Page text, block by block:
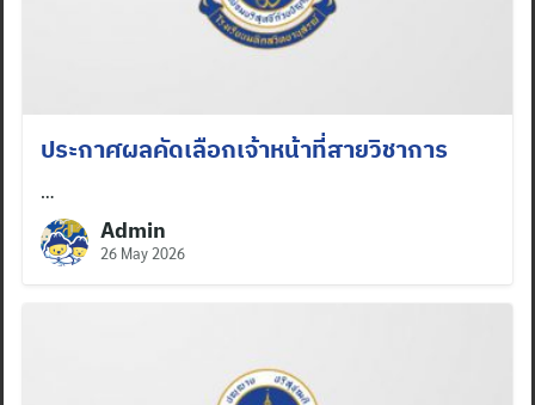
ประกาศผลคัดเลือกเจ้าหน้าที่สายวิชาการ
…
Admin
26 May 2026